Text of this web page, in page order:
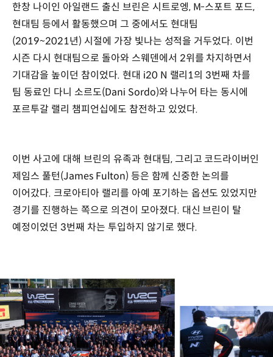
한창 나이인 아일랜드 출신 브린은 시트로엥, M-스포트 포드,
현대팀 등에서 활동했으며 그 중에서도 현대팀
(2019~2021년) 시절에 가장 빛나는 성적을 거두었다. 이번
시즌 다시 현대팀으로 돌아와 스웨덴에서 2위를 차지하면서
기대감을 높이던 참이었다. 현대 i20 N 랠리1의 3번째 차를
팀 동료인 다니 소르도(Dani Sordo)와 나누어 타는 동시에
포르투갈 랠리 챔피언십에도 참전하고 있었다.
이번 사고에 대해 브린의 유족과 현대팀, 그리고 코드라이버인
제임스 풀턴(James Fulton) 등은 함께 신중한 논의를
이어갔다. 크로아티아 랠리를 아예 포기하는 옵션도 있었지만
경기를 진행하는 쪽으로 의견이 모아졌다. 대신 브린이 탈
예정이었던 3번째 차는 투입하지 않기로 했다.